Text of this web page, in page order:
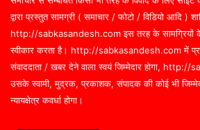
द्वारा प्रस्तुत सामग्री ( समाचार / फोटो / विडियो आदि )
http://sabkasandesh.com इस तरह के सामग्रियों के
स्वीकार करता है। http://sabkasandesh.com में
संवाददाता / खबर देने वाला स्वयं जिम्मेदार होगा,
उसके स्वामी, मुद्रक, प्रकाशक, संपादक की कोई भी
न्यायक्षेत्र कवर्धा होगा।